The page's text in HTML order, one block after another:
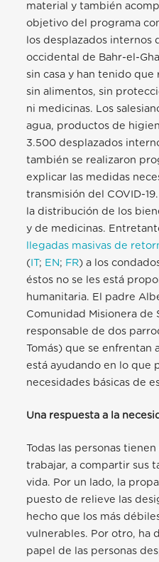
material y también
objetivo del programa
los desplazados internos
occidental de Bahr-el-
sin casa y han tenido
sin alimentos, sin
ni medicinas. Los
agua, productos de
3.500 desplazados
también se realizaron
explicar las medidas
transmisión del COVID-
la distribución de los
y de medicinas.
llegadas masivas de
(IT; EN; FR) a los
éstos no se les está
humanitaria. El padre
Comunidad Misionera de
responsable de dos
Tomás) que se enfrentan
está ayudando en lo que
necesidades básicas de
Una respuesta a la
Todas las personas
trabajar, a compartir sus
vida. Por un lado, la
puesto de relieve las
hecho que los más
vulnerables. Por otro, ha
papel de las personas